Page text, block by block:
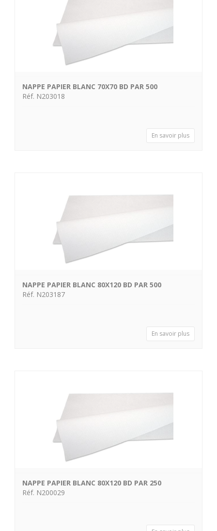
NAPPE PAPIER BLANC 70X70 BD PAR 500
Réf. N203018
En savoir plus
NAPPE PAPIER BLANC 80X120 BD PAR 500
Réf. N203187
En savoir plus
NAPPE PAPIER BLANC 80X120 BD PAR 250
Réf. N200029